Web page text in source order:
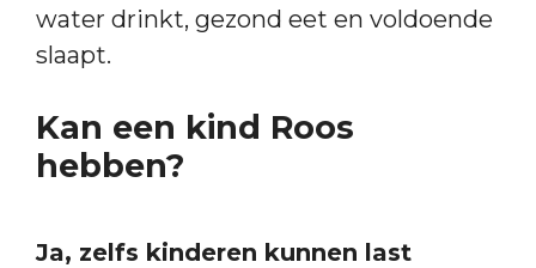
water drinkt, gezond eet en voldoende
slaapt.
Kan een kind Roos
hebben?
Ja, zelfs kinderen kunnen last